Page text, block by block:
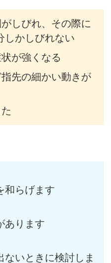
しびれ、その際に
しかしびれない
が強くなる
先の細かい動きが
和らげます
あります
いときに検討しま